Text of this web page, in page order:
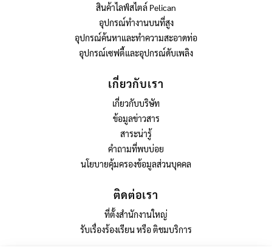
สินค้าไลฟ์สไตล์ Pelican
อุปกรณ์ทำงานบนที่สูง
อุปกรณ์ค้นหาและทำความสะอาดท่อ
อุปกรณ์เซฟตี้และอุปกรณ์ดับเพลิง
เกี่ยวกับเรา
เกี่ยวกับบริษัท
ข้อมูลข่าวสาร
สาระน่ารู้
คำถามที่พบบ่อย
นโยบายคุ้มครองข้อมูลส่วนบุคคล
ติดต่อเรา
ที่ตั้งสำนักงานใหญ่
รับเรื่องร้องเรียน หรือ ติชมบริการ